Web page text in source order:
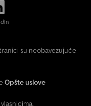
su neobavezujuće
Opšte uslove